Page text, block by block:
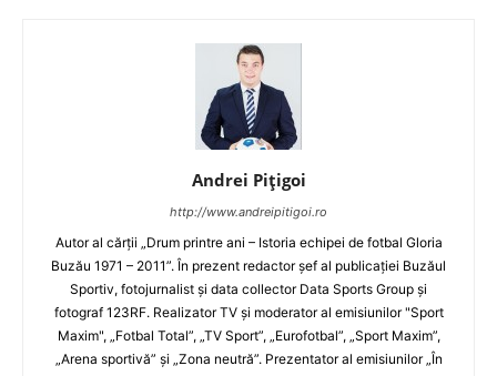
Andrei Pițigoi
http://www.andreipitigoi.ro
Autor al cărţii „Drum printre ani – Istoria echipei de fotbal Gloria
Buzău 1971 – 2011”. În prezent redactor şef al publicaţiei Buzăul
Sportiv, fotojurnalist şi data collector Data Sports Group şi
fotograf 123RF. Realizator TV şi moderator al emisiunilor "Sport
Maxim", „Fotbal Total”, „TV Sport”, „Eurofotbal”, „Sport Maxim”,
„Arena sportivă” şi „Zona neutră”. Prezentator al emisiunilor „În